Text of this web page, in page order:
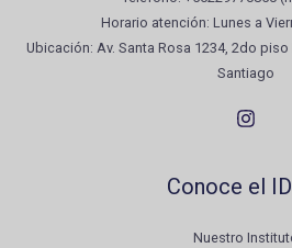
Horario atención: Lunes a
Ubicación: Av. Santa Rosa 1234, 2do
Santiago
Conoce el
Nuestro